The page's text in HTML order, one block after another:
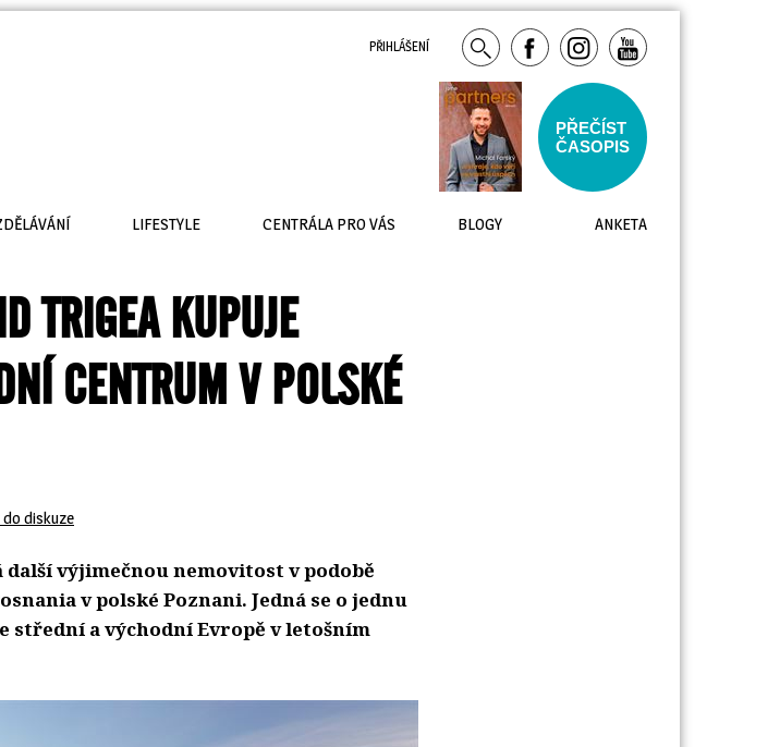
TRIGEA KUPUJE
CENTRUM V POLSKÉ
diskuze
výjimečnou nemovitost v podobě
v polské Poznani. Jedná se o jednu
střední a východní Evropě v letošním
PŘIHLÁŠENÍ
PŘEČÍST
ČASOPIS
LIFESTYLE CENTRÁLA PRO VÁS BLOGY ANKETA